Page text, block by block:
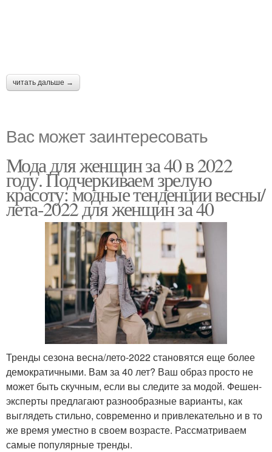
читать дальше →
Вас может заинтересовать
Мода для женщин за 40 в 2022
году. Подчеркиваем зрелую
красоту: модные тенденции весны/
лета-2022 для женщин за 40
Тренды сезона весна/лето-2022 становятся еще более
демократичными. Вам за 40 лет? Ваш образ просто не
может быть скучным, если вы следите за модой. Фешен-
эксперты предлагают разнообразные варианты, как
выглядеть стильно, современно и привлекательно и в то
же время уместно в своем возрасте. Рассматриваем
самые популярные тренды.